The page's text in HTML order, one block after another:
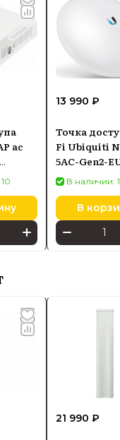
ac
Fi 5
in
13 990 ₽
Точка
Fi Ubiquiti
5AC-Gen2-
В наличии:
В
21 990 ₽